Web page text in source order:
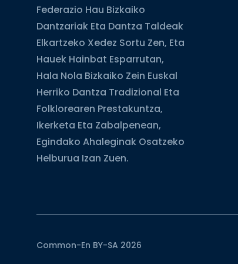
Federazio Hau Bizkaiko
Dantzariak Eta Dantza Taldeak
Elkartzeko Xedez Sortu Zen, Eta
Hauek Hainbat Esparrutan,
Hala Nola Bizkaiko Zein Euskal
Herriko Dantza Tradizional Eta
Folklorearen Prestakuntza,
Ikerketa Eta Zabalpenean,
Egindako Ahaleginak Osatzeko
Helburua Izan Zuen.
Common-En BY-SA 2026